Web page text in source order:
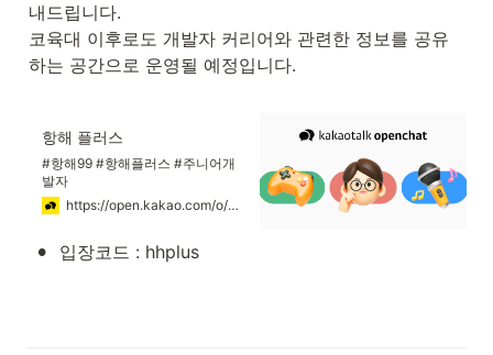
내드립니다.
코육대 이후로도 개발자 커리어와 관련한 정보를 공유
하는 공간으로 운영될 예정입니다.
항해 플러스
#항해99 #항해플러스 #주니어개
발자
https://open.kakao.com/o/ggMjz5Gf
• 입장코드 : hhplus